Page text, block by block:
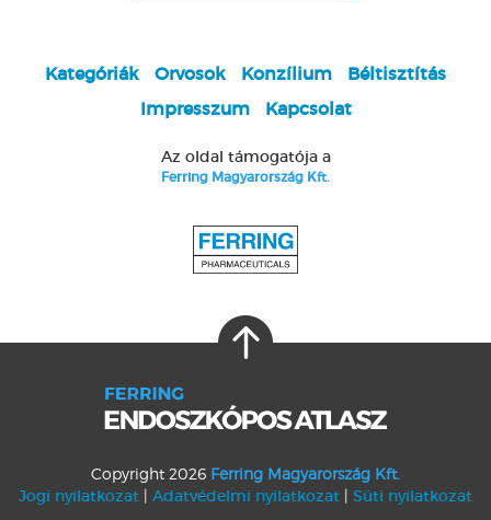
Kategóriák Orvosok Konzílium
Béltisztítás
Impresszum
Kapcsolat
Az oldal támogatója a
Ferring Magyarország Kft.
Copyright 2026 Ferring Magyarország Kft.
Jogi nyilatkozat | Adatvédelmi nyilatkozat | Süti nyilatkozat